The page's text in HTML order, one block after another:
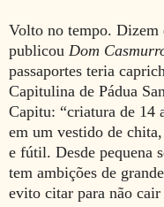
Volto no tempo. Dizem
publicou Dom
passaportes teria
Capitulina de Pádua
Capitu: “criatura de 14
em um vestido de
e fútil. Desde pequena
tem ambições de
evito citar para não cair